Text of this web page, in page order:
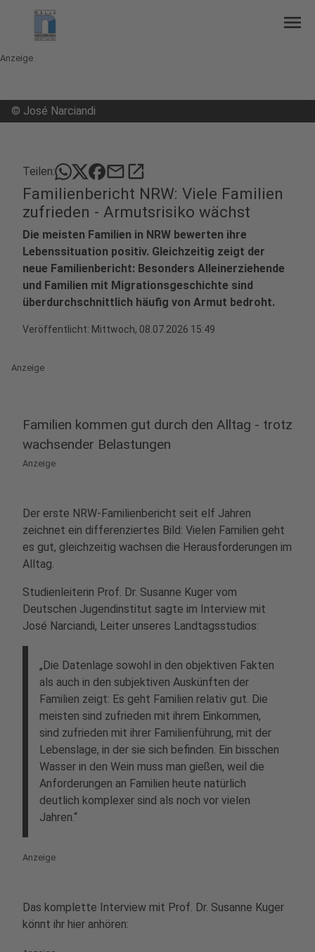
menu
Anzeige
© José Narciandi
Teilen: mailopen_in_new
Familienbericht NRW: Viele Familien
zufrieden - Armutsrisiko wächst
Die meisten Familien in NRW bewerten ihre
Lebenssituation positiv. Gleichzeitig zeigt der
neue Familienbericht: Besonders Alleinerziehende
und Familien mit Migrationsgeschichte sind
überdurchschnittlich häufig von Armut bedroht.
Veröffentlicht: Mittwoch, 08.07.2026 15:49
Anzeige
Familien kommen gut durch den Alltag - trotz
wachsender Belastungen
Anzeige
Der erste NRW-Familienbericht seit elf Jahren
zeichnet ein differenziertes Bild: Vielen Familien geht
es gut, gleichzeitig wachsen die Herausforderungen im
Alltag.
Studienleiterin Prof. Dr. Susanne Kuger vom
Deutschen Jugendinstitut sagte im Interview mit
José Narciandi, Leiter unseres Landtagsstudios:
„Die Datenlage sowohl in den objektiven Fakten
als auch in den subjektiven Auskünften der
Familien zeigt: Es geht Familien relativ gut. Die
meisten sind zufrieden mit ihrem Einkommen,
sind zufrieden mit ihrer Familienführung, mit der
Lebenslage, in der sie sich befinden. Ein bisschen
Wasser in den Wein muss man gießen, weil die
Anforderungen an Familien heute natürlich
deutlich komplexer sind als noch vor vielen
Jahren.“
Anzeige
Das komplette Interview mit Prof. Dr. Susanne Kuger
könnt ihr hier anhören: